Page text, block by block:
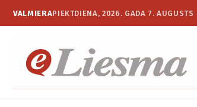
VALMIERAPIEKTDIENA, 2026. GADA 7. AUGUSTS